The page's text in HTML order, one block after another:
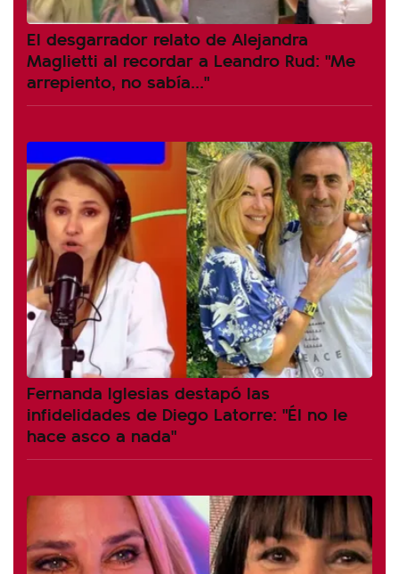
El desgarrador relato de Alejandra
Maglietti al recordar a Leandro Rud: "Me
arrepiento, no sabía..."
Fernanda Iglesias destapó las
infidelidades de Diego Latorre: "Él no le
hace asco a nada"